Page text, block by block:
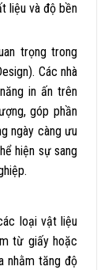
liệu và độ bền
trọng trong
Các nhà
in ấn trên
góp phần
ngày càng ưu
hiện sự sang
loại vật liệu
từ giấy hoặc
nhằm tăng độ